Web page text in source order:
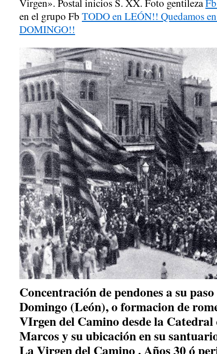
Virgen». Postal inicios S. XX. Foto gentileza
en el grupo Fb TODO en LEÓN!! Quedamos
DOMINGO!!
Concentración de pendones a su
Domingo (León), o formacion de
VIrgen del Camino desde la Catedral
Marcos y su ubicación en su
La Virgen del Camino . Años 30 ó